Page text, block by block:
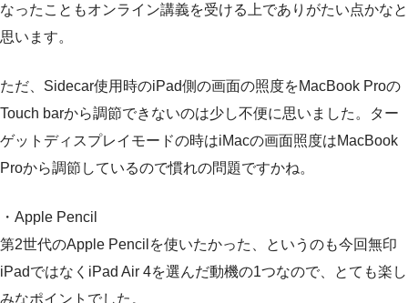
なったこともオンライン講義を受ける上でありがたい点かなと
思います。
ただ、Sidecar使用時のiPad側の画面の照度をMacBook Proの
Touch barから調節できないのは少し不便に思いました。ター
ゲットディスプレイモードの時はiMacの画面照度はMacBook
Proから調節しているので慣れの問題ですかね。
・Apple Pencil
第2世代のApple Pencilを使いたかった、というのも今回無印
iPadではなくiPad Air 4を選んだ動機の1つなので、とても楽し
みなポイントでした。